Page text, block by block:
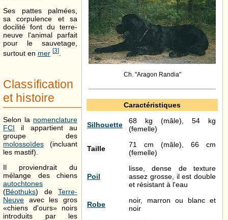
Ch. "Aragon Randia"
Caractéristiques
Silhouette
68 kg (mâle), 54 kg
(femelle)
Taille
71 cm (mâle), 66 cm
(femelle)
Poil
lisse, dense de texture
assez grosse, il est double
et résistant à l'eau
Robe
noir, marron ou blanc et
noir
Ses pattes palmées,
sa corpulence et sa
docilité font du terre-
neuve l'animal parfait
pour le sauvetage,
surtout en mer [3]
Classification
et histoire
Selon la nomenclature
FCI il appartient au
groupe des
molossoïdes (incluant
les mastif).
Il proviendrait du
mélange des chiens
autochtones
(Béothuks) de Terre-
Neuve avec les gros
«chiens d'ours» noirs
introduits par les